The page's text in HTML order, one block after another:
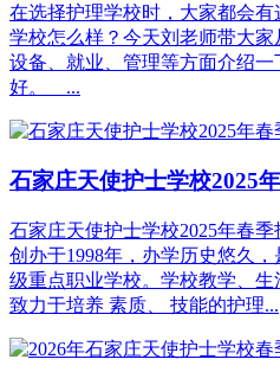
在选择护理学校时，大家都会
学校怎么样？今天刘老师带大家
设备、就业、管理等方面介绍
好。 ...
石家庄天使护士学校2025
石家庄天使护士学校2025年春
创办于1998年，办学历史悠久
级重点职业学校。学校教学、生
致力于培养 素质、 技能的护理...